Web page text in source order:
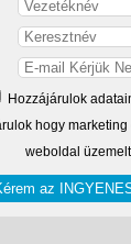
Hozzájárulok
hogy
weboldal